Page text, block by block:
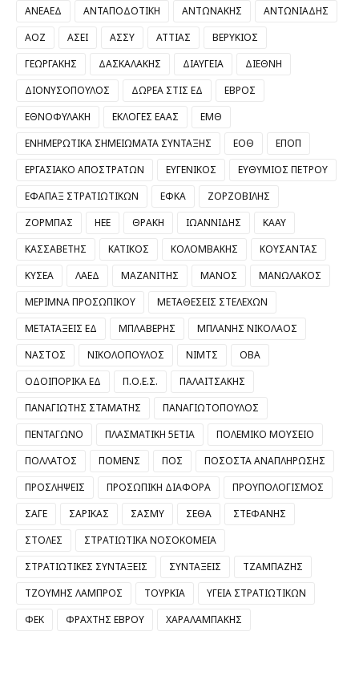
ΑΝΕΑΕΔ
ΑΝΤΑΠΟΔΟΤΙΚΗ ΑΝΤΩΝΑΚΗΣ
ΑΝΤΩΝΙΑΔΗΣ
ΑΟΖ
ΑΣΕΙ ΑΣΣΥ ΑΤΤΙΑΣ
ΒΕΡΥΚΙΟΣ
ΓΕΩΡΓΑΚΗΣ
ΔΑΣΚΑΛΑΚΗΣ ΔΙΑΥΓΕΙΑ
ΔΙΕΘΝΗ
ΔΙΟΝΥΣΟΠΟΥΛΟΣ
ΔΩΡΕΑ ΣΤΙΣ ΕΔ
ΕΒΡΟΣ
ΕΘΝΟΦΥΛΑΚΗ
ΕΚΛΟΓΕΣ ΕΑΑΣ
ΕΜΘ
ΕΝΗΜΕΡΩΤΙΚΑ ΣΗΜΕΙΩΜΑΤΑ ΣΥΝΤΑΞΗΣ
ΕΟΘ
ΕΠΟΠ
ΕΡΓΑΣΙΑΚΟ ΑΠΟΣΤΡΑΤΩΝ
ΕΥΓΕΝΙΚΟΣ
ΕΥΘΥΜΙΟΣ ΠΕΤΡΟΥ
ΕΦΑΠΑΞ ΣΤΡΑΤΙΩΤΙΚΩΝ
ΕΦΚΑ
ΖΟΡΖΟΒΙΛΗΣ
ΖΟΡΜΠΑΣ
ΗΕΕ ΘΡΑΚΗ ΙΩΑΝΝΙΔΗΣ
ΚΑΑΥ
ΚΑΣΣΑΒΕΤΗΣ
ΚΑΤΙΚΟΣ ΚΟΛΟΜΒΑΚΗΣ
ΚΟΥΣΑΝΤΑΣ
ΚΥΣΕΑ
ΛΑΕΔ ΜΑΖΑΝΙΤΗΣ ΜΑΝΟΣ
ΜΑΝΩΛΑΚΟΣ
ΜΕΡΙΜΝΑ ΠΡΟΣΩΠΙΚΟΥ
ΜΕΤΑΘΕΣΕΙΣ ΣΤΕΛΕΧΩΝ
ΜΕΤΑΤΑΞΕΙΣ ΕΔ
ΜΠΛΑΒΕΡΗΣ
ΜΠΛΑΝΗΣ ΝΙΚΟΛΑΟΣ
ΝΑΣΤΟΣ
ΝΙΚΟΛΟΠΟΥΛΟΣ ΝΙΜΤΣ
ΟΒΑ
ΟΔΟΙΠΟΡΙΚΑ ΕΔ
Π.Ο.Ε.Σ.
ΠΑΛΑΙΤΣΑΚΗΣ
ΠΑΝΑΓΙΩΤΗΣ ΣΤΑΜΑΤΗΣ
ΠΑΝΑΓΙΩΤΟΠΟΥΛΟΣ
ΠΕΝΤΑΓΩΝΟ
ΠΛΑΣΜΑΤΙΚΗ 5ΕΤΙΑ
ΠΟΛΕΜΙΚΟ ΜΟΥΣΕΙΟ
ΠΟΛΛΑΤΟΣ
ΠΟΜΕΝΣ ΠΟΣ
ΠΟΣΟΣΤΑ ΑΝΑΠΛΗΡΩΣΗΣ
ΠΡΟΣΛΗΨΕΙΣ
ΠΡΟΣΩΠΙΚΗ ΔΙΑΦΟΡΑ
ΠΡΟΥΠΟΛΟΓΙΣΜΟΣ
ΣΑΓΕ
ΣΑΡΙΚΑΣ ΣΑΣΜΥ ΣΕΘΑ
ΣΤΕΦΑΝΗΣ
ΣΤΟΛΕΣ
ΣΤΡΑΤΙΩΤΙΚΑ ΝΟΣΟΚΟΜΕΙΑ
ΣΤΡΑΤΙΩΤΙΚΕΣ ΣΥΝΤΑΞΕΙΣ
ΣΥΝΤΑΞΕΙΣ
ΤΖΑΜΠΑΖΗΣ
ΤΖΟΥΜΗΣ ΛΑΜΠΡΟΣ
ΤΟΥΡΚΙΑ
ΥΓΕΙΑ ΣΤΡΑΤΙΩΤΙΚΩΝ
ΦΕΚ
ΦΡΑΧΤΗΣ ΕΒΡΟΥ ΧΑΡΑΛΑΜΠΑΚΗΣ